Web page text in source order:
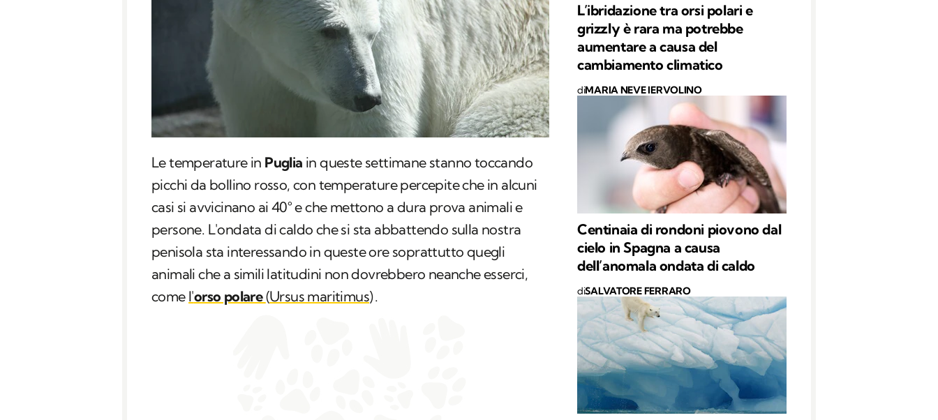
Le temperature in Puglia in queste settimane stanno toccando
picchi da bollino rosso, con temperature percepite che in alcuni
casi si avvicinano ai 40° e che mettono a dura prova animali e
persone. L'ondata di caldo che si sta abbattendo sulla nostra
penisola sta interessando in queste ore soprattutto quegli
animali che a simili latitudini non dovrebbero neanche esserci,
come l'orso polare(Ursus maritimus).
L’ibridazione tra orsi polari e
grizzly è rara ma potrebbe
aumentare a causa del
cambiamento climatico
diMARIA NEVE IERVOLINO
Centinaia di rondoni piovono dal
cielo in Spagna a causa
dell’anomala ondata di caldo
diSALVATORE FERRARO